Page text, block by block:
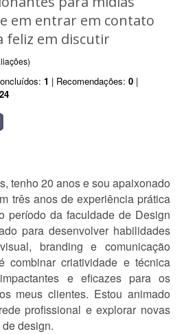
em entrar em contato
feliz em discutir
1 | Recomendações: 0 |
tenho 20 anos e sou apaixonado
três anos de experiência prática
período da faculdade de Design
para desenvolver habilidades
branding e comunicação
combinar criatividade e técnica
e eficazes para os
meus clientes. Estou animado
profissional e explorar novas
design.